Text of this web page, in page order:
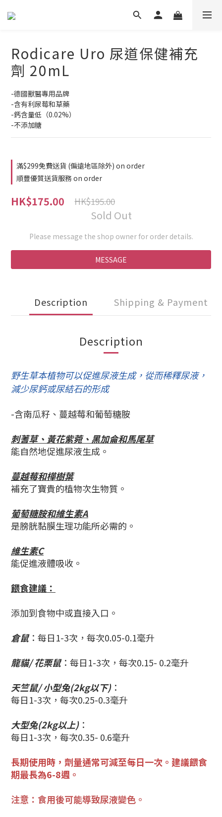
Rodicare Uro 尿道保健補充
劑 20mL
-德國獸醫專用品牌
-含有利尿莓和草藥
-鈣含量低（0.02%）
-不添加糖
滿$299免費送貨 (偏遠地區除外) on order
順豐優質送貨服務 on order
HK$175.00 HK$195.00
Sold Out
Please message the shop owner for order details.
MESSAGE
Description Shipping & Payment
Description
野生草本植物可以促進尿液生成，從而稀釋尿液，
減少尿鈣或尿結石的形成
-含南瓜籽、蔓越莓和葡萄糖胺
刺蓍草、黃花紫菀、黑加侖和馬尾草
能自然地促進尿液生成。
蔓越莓和樺樹葉
補充了寶貴的植物次生物質。
葡萄糖胺和維生素A
是膀胱黏膜生理功能所必需的。
維生素C
能促進液體吸收。
餵食建議：
添加到食物中或直接入口。
倉鼠： 每日1-3次，每次0.05-0.1毫升
龍貓/ 花栗鼠：每日1-3次，每次0.15- 0.2毫升
天竺鼠/ 小型兔(2kg以下)：
每日1-3次，每次0.25-0.3毫升
大型兔(2kg以上)：
每日1-3次，每次0.35- 0.6毫升
長期使用時，劑量通常可減至每日一次。建議餵食
期最長為6-8週。
注意：食用後可能導致尿液變色。